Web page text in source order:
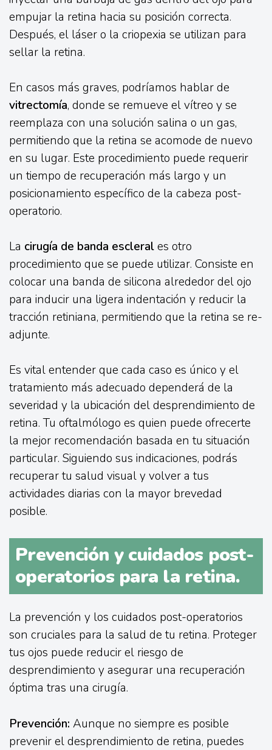
empujar la retina hacia su posición correcta.
Después, el láser o la criopexia se utilizan para
sellar la retina.
En casos más graves, podríamos hablar de
vitrectomía, donde se remueve el vítreo y se
reemplaza con una solución salina o un gas,
permitiendo que la retina se acomode de nuevo
en su lugar. Este procedimiento puede requerir
un tiempo de recuperación más largo y un
posicionamiento específico de la cabeza post-
operatorio.
La cirugía de banda esclerales otro
procedimiento que se puede utilizar. Consiste en
colocar una banda de silicona alrededor del ojo
para inducir una ligera indentación y reducir la
tracción retiniana, permitiendo que la retina se re-
adjunte.
Es vital entender que cada caso es único y el
tratamiento más adecuado dependerá de la
severidad y la ubicación del desprendimiento de
retina. Tu oftalmólogo es quien puede ofrecerte
la mejor recomendación basada en tu situación
particular. Siguiendo sus indicaciones, podrás
recuperar tu salud visual y volver a tus
actividades diarias con la mayor brevedad
posible.
Prevención y cuidados post-
operatorios para la retina.
La prevención y los cuidados post-operatorios
son cruciales para la salud de tu retina. Proteger
tus ojos puede reducir el riesgo de
desprendimiento y asegurar una recuperación
óptima tras una cirugía.
Prevención: Aunque no siempre es posible
prevenir el desprendimiento de retina, puedes